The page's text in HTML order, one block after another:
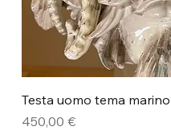
Testa uomo tema
Prezzo
450,00 €